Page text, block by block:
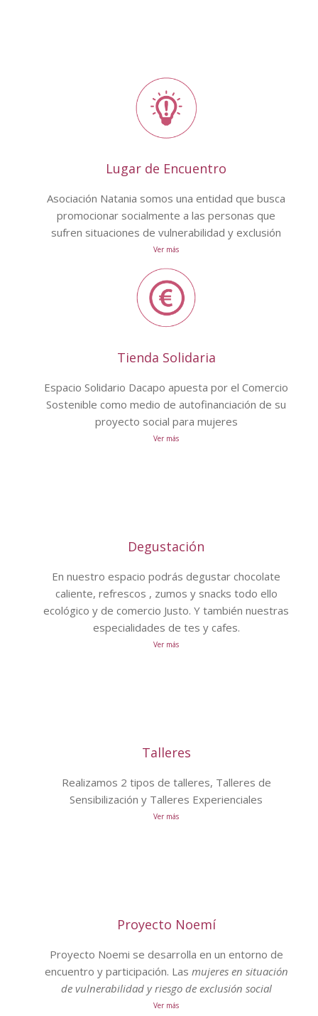
Lugar de Encuentro
Asociación Natania somos una entidad que busca
promocionar socialmente a las personas que
sufren situaciones de vulnerabilidad y exclusión
Ver más
Tienda Solidaria
Espacio Solidario Dacapo apuesta por el Comercio
Sostenible como medio de autofinanciación de su
proyecto social para mujeres
Ver más
Degustación
En nuestro espacio podrás degustar chocolate
caliente, refrescos , zumos y snacks todo ello
ecológico y de comercio Justo. Y también nuestras
especialidades de tes y cafes.
Ver más
Talleres
Realizamos 2 tipos de talleres, Talleres de
Sensibilización y Talleres Experienciales
Ver más
Proyecto Noemí
Proyecto Noemi se desarrolla en un entorno de
encuentro y participación. Las mujeres en situación
de vulnerabilidad y riesgo de exclusión social
Ver más